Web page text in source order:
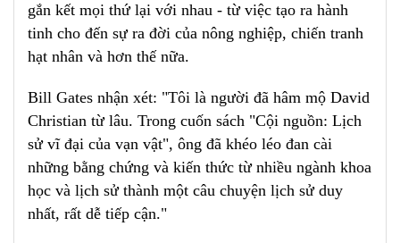
gắn kết mọi thứ lại với nhau - từ việc tạo ra hành
tinh cho đến sự ra đời của nông nghiệp, chiến tranh
hạt nhân và hơn thế nữa.
Bill Gates nhận xét: "Tôi là người đã hâm mộ David
Christian từ lâu. Trong cuốn sách "Cội nguồn: Lịch
sử vĩ đại của vạn vật", ông đã khéo léo đan cài
những bằng chứng và kiến thức từ nhiều ngành khoa
học và lịch sử thành một câu chuyện lịch sử duy
nhất, rất dễ tiếp cận."